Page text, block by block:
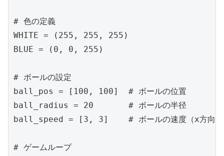
# 色の定義
WHITE = (255, 255, 255)
BLUE = (0, 0, 255)
# ボールの設定
ball_pos = [100, 100]  # ボールの位置
ball_radius = 20       # ボールの半径
ball_speed = [3, 3]    # ボールの速度（x方向と
# ゲームループ